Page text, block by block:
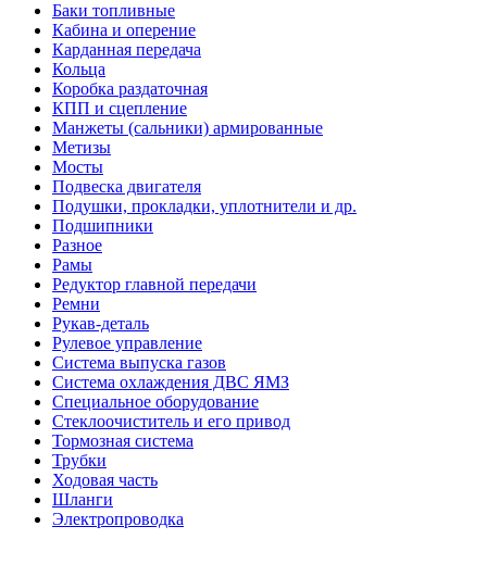
Баки топливные
Кабина и оперение
Карданная передача
Кольца
Коробка раздаточная
КПП и сцепление
Манжеты (сальники) армированные
Метизы
Мосты
Подвеска двигателя
Подушки, прокладки, уплотнители и др.
Подшипники
Разное
Рамы
Редуктор главной передачи
Ремни
Рукав-деталь
Рулевое управление
Система выпуска газов
Система охлаждения ДВС ЯМЗ
Специальное оборудование
Стеклоочиститель и его привод
Тормозная система
Трубки
Ходовая часть
Шланги
Электропроводка